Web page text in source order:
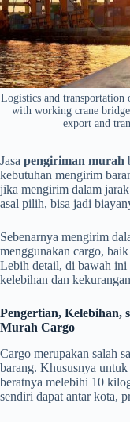
Logistics and transportation
with working crane
export and
Jasa pengiriman murah
kebutuhan mengirim
jika mengirim dalam
asal pilih, bisa jadi
Sebenarnya mengirim
menggunakan cargo,
Lebih detail, di bawah ini
kelebihan dan
Pengertian, Kelebihan,
Murah Cargo
Cargo merupakan salah
barang. Khususnya
beratnya melebihi 10
sendiri dapat antar kota,